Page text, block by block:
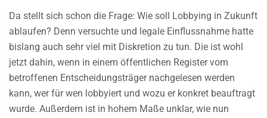
Da stellt sich schon die Frage: Wie soll Lobbying in Zukunft
ablaufen? Denn versuchte und legale Einflussnahme hatte
bislang auch sehr viel mit Diskretion zu tun. Die ist wohl
jetzt dahin, wenn in einem öffentlichen Register vom
betroffenen Entscheidungsträger nachgelesen werden
kann, wer für wen lobbyiert und wozu er konkret beauftragt
wurde. Außerdem ist in hohem Maße unklar, wie nun